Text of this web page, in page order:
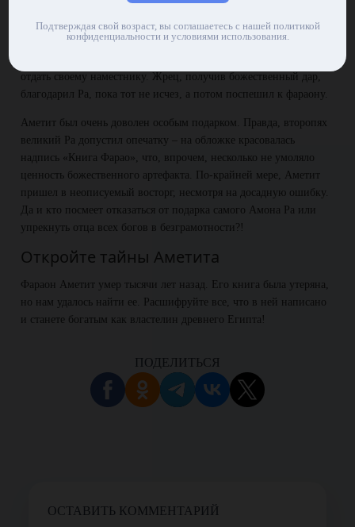
Амон Ра услышал молитвы своего служителя и согласился
отдать своему наместнику. Жрец, получив божественный дар,
благодарил Ра, пока тот не исчез, а потом поспешил к фараону.
Аметит был очень доволен особым подарком. Правда, второпях
великий Ра допустил опечатку – на обложке красовалась
надпись «Книга Фарао», что, впрочем, несколько не умоляло
ценность божественного артефакта. По-крайней мере, Аметит
пришел в неописуемый восторг, несмотря на досадную ошибку.
Да и кто посмеет отказаться от подарка самого Амона Ра или
упрекнуть отца всех богов в безграмотности?!
Откройте тайны Аметита
Фараон Аметит умер тысячи лет назад. Его книга была утеряна,
но нам удалось найти ее. Расшифруйте все, что в ней написано
и станете богатым как властелин древнего Египта!
ПОДЕЛИТЬСЯ
ОСТАВИТЬ КОММЕНТАРИЙ
Подтверждая свой возраст, вы соглашаетесь с нашей политикой
конфиденциальности и условиями использования.